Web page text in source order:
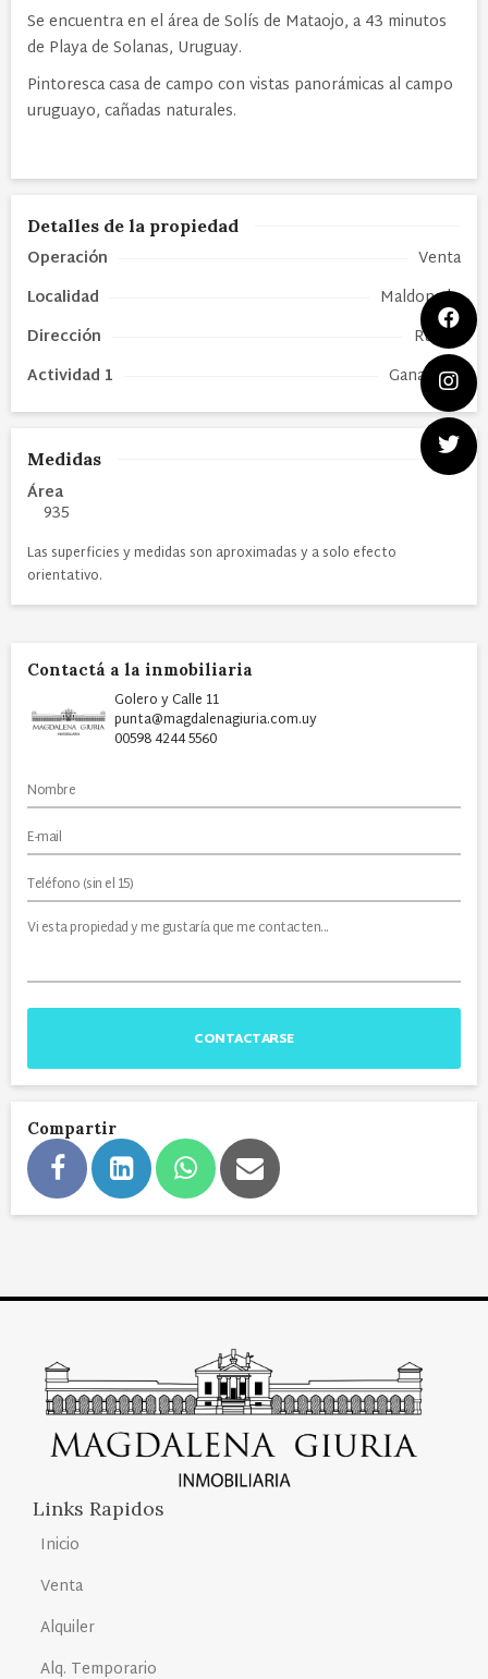
Se encuentra en el área de Solís de Mataojo, a 43 minutos
de Playa de Solanas, Uruguay.
Pintoresca casa de campo con vistas panorámicas al campo
uruguayo, cañadas naturales.
Detalles de la propiedad
Operación
Venta
Localidad
Maldonado
Dirección
Ruta 9
Actividad 1
Ganadería
Medidas
Área
935
Las superficies y medidas son aproximadas y a solo efecto
orientativo.
Contactá a la inmobiliaria
Golero y Calle 11
punta@magdalenagiuria.com.uy
00598 4244 5560
CONTACTARSE
Compartir
Links Rapidos
Inicio
Venta
Alquiler
Alq. Temporario